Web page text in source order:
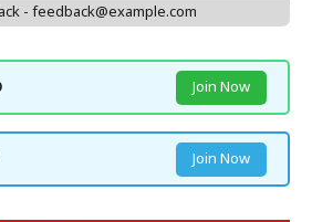
- feedback@example.com
Join Now
Join Now